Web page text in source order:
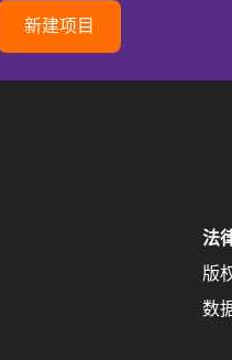
新建项目
法
版
数